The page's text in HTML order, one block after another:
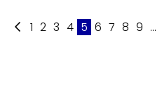
1 2 3 4 5 6 7 8 9 ...